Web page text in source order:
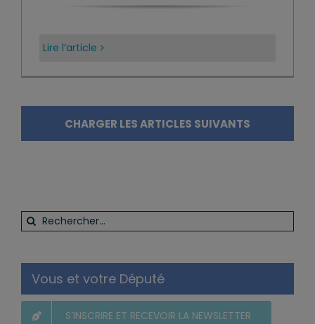
Lire l’article
CHARGER LES ARTICLES SUIVANTS
Rechercher:
Vous et votre Député
S’INSCRIRE ET RECEVOIR LA NEWSLETTER